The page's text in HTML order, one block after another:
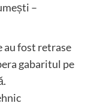
–
au fost retrase
gabaritul pe